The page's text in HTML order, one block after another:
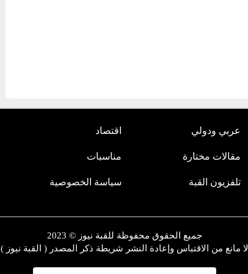
عربي ودولي اقتصاد
مقالات مختارة مناسبات
تلفزيون القبة سياسة الخصوصية
جميع الحقوق محفوظة للقبة نيوز © 2023
لا مانع من الاقتباس وإعادة النشر شريطة ذكر المصدر ( القبة نيوز )